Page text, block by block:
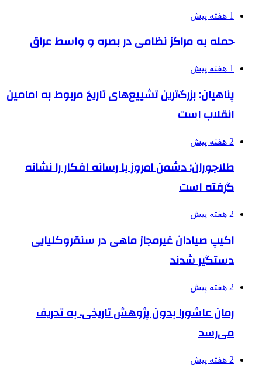
1 هفته پیش
حمله به مراکز نظامی در بصره و واسط عراق
1 هفته پیش
پناهیان: بزرگ‌ترین تشییع‌های تاریخ مربوط به امامین
انقلاب است
2 هفته پیش
طلاجوران: دشمن امروز با رسانه افکار را نشانه
گرفته است
2 هفته پیش
اکیپ صیادان غیرمجاز ماهی در سنقروکلیایی
دستگیر شدند
2 هفته پیش
رمان عاشورا بدون پژوهش تاریخی، به تحریف
می‌رسد
2 هفته پیش